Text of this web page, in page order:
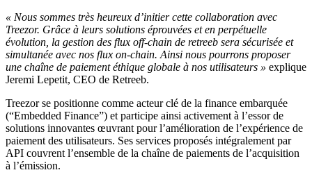
« Nous sommes très heureux d’initier cette collaboration avec
Treezor. Grâce à leurs solutions éprouvées et en perpétuelle
évolution, la gestion des flux off-chain de retreeb sera sécurisée et
simultanée avec nos flux on-chain. Ainsi nous pourrons proposer
une chaîne de paiement éthique globale à nos utilisateurs » explique
Jeremi Lepetit, CEO de Retreeb.
Treezor se positionne comme acteur clé de la finance embarquée
(“Embedded Finance”) et participe ainsi activement à l’essor de
solutions innovantes œuvrant pour l’amélioration de l’expérience de
paiement des utilisateurs. Ses services proposés intégralement par
API couvrent l’ensemble de la chaîne de paiements de l’acquisition
à l’émission.